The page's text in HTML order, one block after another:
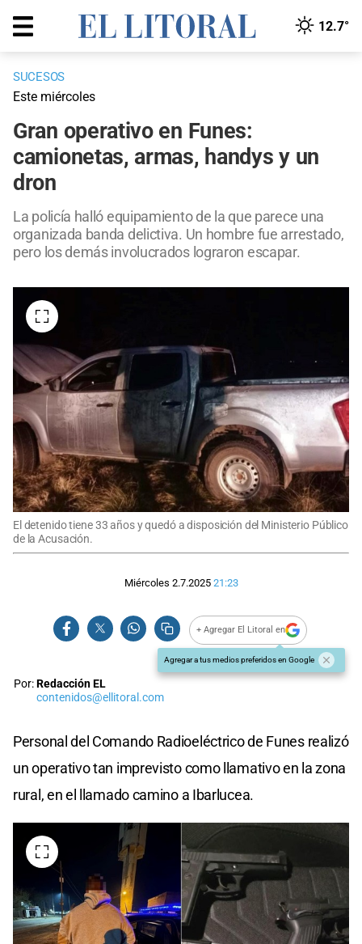
12.7°
SUCESOS
Este miércoles
Gran operativo en Funes:
camionetas, armas, handys y un
dron
La policía halló equipamiento de la que parece una
organizada banda delictiva. Un hombre fue arrestado,
pero los demás involucrados lograron escapar.
El detenido tiene 33 años y quedó a disposición del Ministerio Público
de la Acusación.
Miércoles 2.7.2025 21:23
+ Agregar El Litoral en
Agregar a tus medios preferidos en Google
Por:Redacción EL
contenidos@ellitoral.com
Personal del Comando Radioeléctrico de Funes realizó
un operativo tan imprevisto como llamativo en la zona
rural, en el llamado camino a Ibarlucea.